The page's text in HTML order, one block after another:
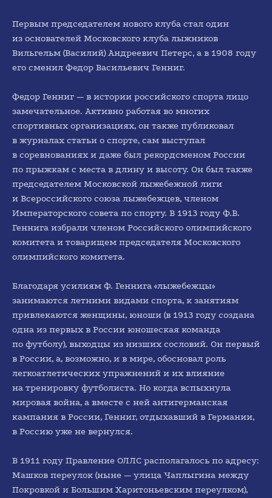
2010-е
Первым председателем нового клуба стал один
из основателей Московского клуба лыжников
Вильгельм (Василий) Андреевич Петерс, а в 1908 году
его сменил Федор Васильевич Генниг.
Федор Генниг — в истории российского спорта лицо
замечательное. Активно работая во многих
спортивных организациях, он также публиковал
в журналах статьи о спорте, сам выступал
в соревнованиях и даже был рекордсменом России
по прыжкам с места в длину и высоту. Он был также
председателем Московской лыжебежной лиги
и Всероссийского союза лыжебежцев, членом
Императорского совета по спорту. В 1913 году Ф.В.
Геннига избрали членом Российского олимпийского
комитета и товарищем председателя Московского
олимпийского комитета.
Благодаря усилиям Ф. Геннига «лыжебежцы»
занимаются летними видами спорта, к занятиям
привлекаются женщины, юноши (в 1913 году создана
одна из первых в России юношеская команда
по футболу), выходцы из низших сословий. Он первый
в России, а, возможно, и в мире, обосновал роль
легкоатлетических упражнений и их влияние
на тренировку футболиста. Но когда вспыхнула
мировая война, а вместе с ней антигерманская
кампания в России, Генниг, отдыхавший в Германии,
в Россию уже не вернулся.
В 1911 году Правление ОЛЛС располагалось по адресу:
Машков переулок (ныне — улица Чаплыгина между
Покровкой и Большим Харитоньевским переулком),